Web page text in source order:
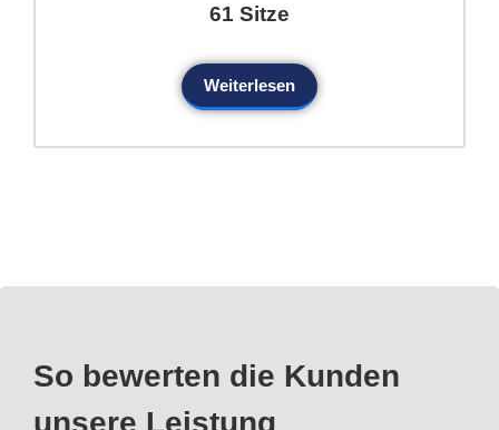
61 Sitze
Weiterlesen
So bewerten die Kunden
unsere Leistung